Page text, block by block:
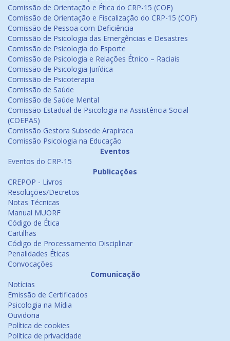
Comissão de Orientação e Ética do CRP-15 (COE)
Comissão de Orientação e Fiscalização do CRP-15 (COF)
Comissão de Pessoa com Deficiência
Comissão de Psicologia das Emergências e Desastres
Comissão de Psicologia do Esporte
Comissão de Psicologia e Relações Étnico – Raciais
Comissão de Psicologia Jurídica
Comissão de Psicoterapia
Comissão de Saúde
Comissão de Saúde Mental
Comissão Estadual de Psicologia na Assistência Social
(COEPAS)
Comissão Gestora Subsede Arapiraca
Comissão Psicologia na Educação
Eventos
Eventos do CRP-15
Publicações
CREPOP - Livros
Resoluções/Decretos
Notas Técnicas
Manual MUORF
Código de Ética
Cartilhas
Código de Processamento Disciplinar
Penalidades Éticas
Convocações
Comunicação
Notícias
Emissão de Certificados
Psicologia na Mídia
Ouvidoria
Política de cookies
Política de privacidade